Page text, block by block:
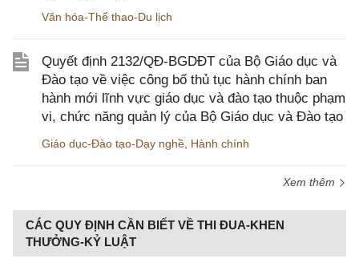
Văn hóa-Thể thao-Du lịch
Quyết định 2132/QĐ-BGDĐT của Bộ Giáo dục và
Đào tạo về việc công bố thủ tục hành chính ban
hành mới lĩnh vực giáo dục và đào tạo thuộc phạm
vi, chức năng quản lý của Bộ Giáo dục và Đào tạo
Giáo dục-Đào tạo-Dạy nghề Hành chính
Xem thêm
CÁC QUY ĐỊNH CẦN BIẾT VỀ THI ĐUA-KHEN
THƯỞNG-KỶ LUẬT